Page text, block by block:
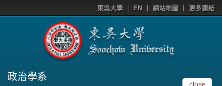
東吳大學 EN 網站地圖 更多連結
政治學系
close